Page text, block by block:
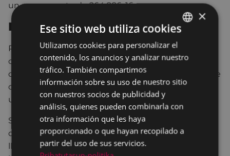
un presupuesto de 264.886, 16 euros.
Proyecto ambicioso
Por último, permanece abierto hasta el 31 de
octubre el plazo de presentación de ofertas para el
derribo parcial del edificio «Hijos de Gabilondo», que
cuenta con un presupuesto de 350.331,46 euros y
un plazo de ejecución de 14 semanas.
Se espera que estos trabajos se realicen a primeros
del próximo año, ya que previamente se han de
llevar a cabo las obras de desamiantado de las
BASQUE
SPANISH
×
Ese sitio web utiliza cookies
Utilizamos cookies para personalizar el
contenido, los anuncios y analizar nuestro
tráfico. También compartimos
información sobre su uso de nuestro sitio
con nuestros socios de publicidad y
análisis, quienes pueden combinarla con
otra información que les haya
proporcionado o que hayan recopilado a
partir del uso de sus servicios.